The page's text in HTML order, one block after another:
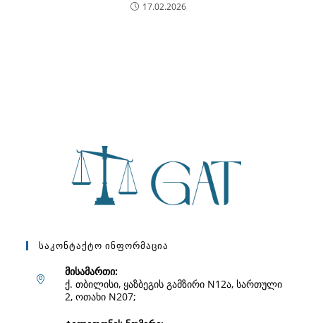
17.02.2026
Საკონტაქტო Ინფორმაცია
მისამართი:
ქ. თბილისი, ყაზბეგის გამზირი N12ა, სართული
2, ოთახი N207;